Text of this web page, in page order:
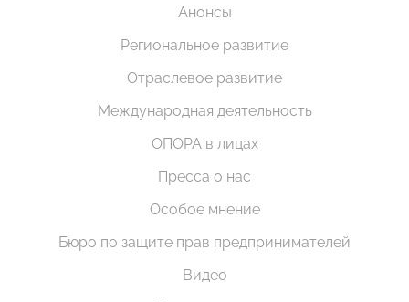
Анонсы
Региональное развитие
Отраслевое развитие
Международная деятельность
ОПОРА в лицах
Пресса о нас
Особое мнение
Бюро по защите прав предпринимателей
Видео